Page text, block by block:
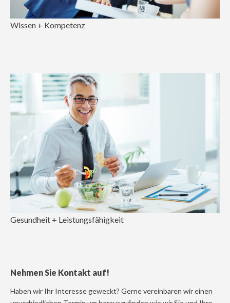
Wissen + Kompetenz
Gesundheit + Leistungsfähigkeit
Nehmen Sie Kontakt auf!
Haben wir Ihr Interesse geweckt? Gerne vereinbaren wir einen